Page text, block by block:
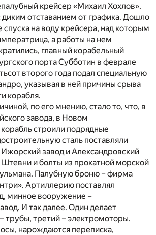
крейсер «Михаил Хохлов».
отставанием от графика. Дошло
спуска на воду крейсера, над которым
а работы на нем
главный корабельный
порта Субботин в феврале
второго года подал специальную
указывая в ней причины срыва
корабля.
по его мнению, стало то, что, в
завода, в Новом
строили подрядные
сталь поставляли
завод и Александровский
и болты из прокатной морской
Палубную броню – фирма
Артиллерию поставлял
минное вооружение –
И так далее. Один делает
трубы, третий – электромоторы.
нарождаются переписка,